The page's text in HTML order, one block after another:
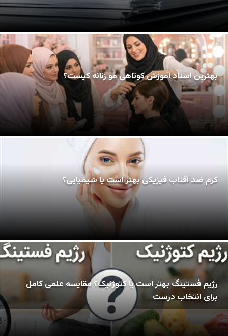
بهترین استاد آموزش کوتاهی مو زنانه کیست؟
کرم ضد آفتاب فیزیکی بهتر است یا شیمیایی؟
رژیم فستینگ بهتر است یا کتوژنیک؟ مقایسه علمی کامل
برای انتخاب درست